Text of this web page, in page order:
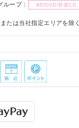
ループ： BD/DVD/音楽CD
たは当社指定エリアを除く